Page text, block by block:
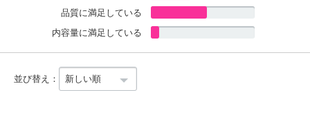
品質に満足している
内容量に満足している
並び替え：